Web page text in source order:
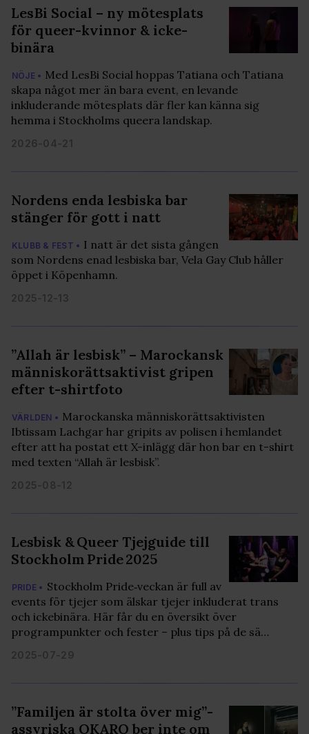
LesBi Social – ny mötesplats
för queer-kvinnor & icke-
binära
NÖJE • Med LesBi Social hoppas Tatiana och Tatiana
skapa något mer än bara event, en levande
inkluderande mötesplats där fler kan känna sig
hemma i Stockholms queera landskap.
2026-04-21
Nordens enda lesbiska bar
stänger för gott i natt
KLUBB & FEST • I natt är det sista gången
som Nordens enad lesbiska bar, Vela Gay Club håller
öppet i Köpenhamn.
2025-12-13
”Allah är lesbisk” – Marockansk
människorättsaktivist gripen
efter t-shirtfoto
VÄRLDEN • Marockanska människorättsaktivisten
Ibtissam Lachgar har gripits av polisen i hemlandet
efter att ha postat ett X-inlägg där hon bar en t-shirt
med texten “Allah är lesbisk”.
2025-08-12
Lesbisk & Queer Tjejguide till
Stockholm Pride 2025
PRIDE • Stockholm Pride‑veckan är full av
events för tjejer som älskar tjejer inkluderat trans
och ickebinära. Här får du en översikt över
programpunkter och fester – plus tips på de sä…
2025-07-29
”Familjen är stolta över mig”-
assyriska OKARO ber inte om